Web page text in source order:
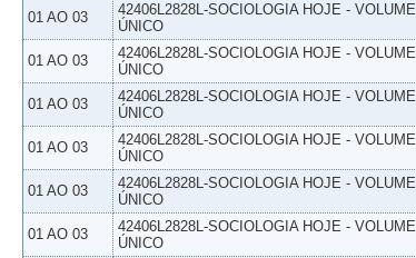
01 AO 03
42406L2828L-SOCIOLOGIA HOJE - VOLUME
ÚNICO
01 AO 03
42406L2828L-SOCIOLOGIA HOJE - VOLUME
ÚNICO
01 AO 03
42406L2828L-SOCIOLOGIA HOJE - VOLUME
ÚNICO
01 AO 03
42406L2828L-SOCIOLOGIA HOJE - VOLUME
ÚNICO
01 AO 03
42406L2828L-SOCIOLOGIA HOJE - VOLUME
ÚNICO
01 AO 03
42406L2828L-SOCIOLOGIA HOJE - VOLUME
ÚNICO